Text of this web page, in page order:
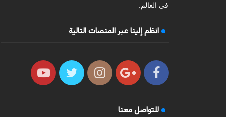
في العالم.
انظم إلينا عبر المنصات التالية
للتواصل معنا